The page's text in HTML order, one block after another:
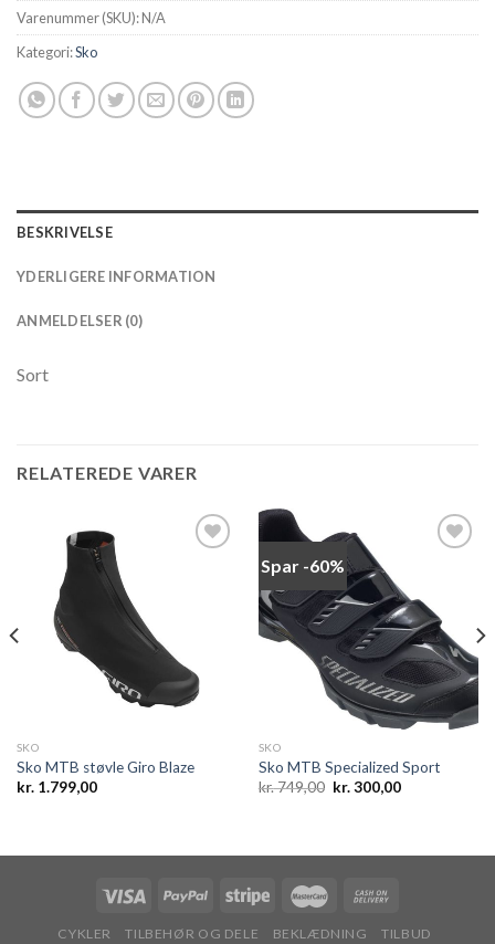
Varenummer (SKU):N/A
Kategori:Sko
BESKRIVELSE
YDERLIGERE INFORMATION
ANMELDELSER (0)
Sort
RELATEREDE VARER
SKO
Sko MTB støvle Giro Blaze
kr.1.799,00
Spar -60%
Add to
wishlist
SKO
Sko MTB Specialized Sport
kr.749,00 Den
oprindelige
kr.300,00Den
CYKLER TILBEHØR OG DELE BEKLÆDNING
TILBUD